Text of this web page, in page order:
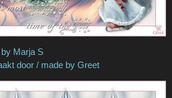
/ made by Marja S
/ made by Greet